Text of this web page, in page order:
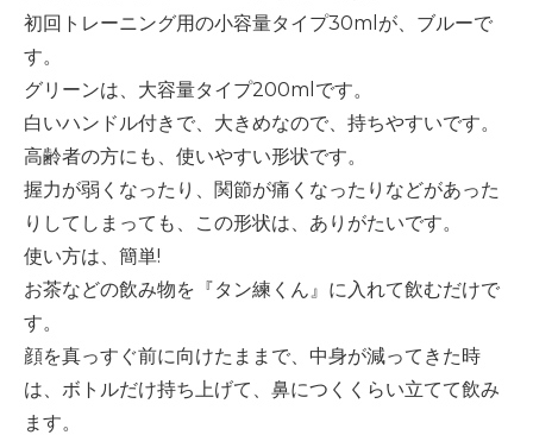
初回トレーニング用の小容量タイプ30ml が、ブルーで
す。
グリーンは、大容量タイプ200ml です。
白いハンドル付きで、大きめなので、持ちやすいです。
高齢者の方にも、使いやすい形状です。
握力が弱くなったり、関節が痛くなったりなどがあった
りしてしまっても、この形状は、ありがたいです。
使い方は、簡単!
お茶などの飲み物を『タン練くん』に入れて飲むだけで
す。
顔を真っすぐ前に向けたままで、中身が減ってきた時
は、ボトルだけ持ち上げて、鼻につくくらい立てて飲み
ます。